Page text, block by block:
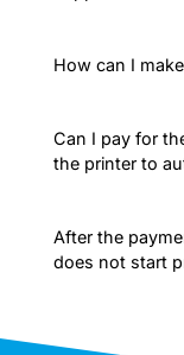
How can I
Can I pay for
the printer to
After the
does not start